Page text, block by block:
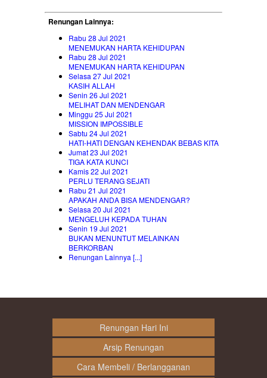
Renungan Lainnya:
Rabu 28 Jul 2021
MENEMUKAN HARTA KEHIDUPAN
Rabu 28 Jul 2021
MENEMUKAN HARTA KEHIDUPAN
Selasa 27 Jul 2021
KASIH ALLAH
Senin 26 Jul 2021
MELIHAT DAN MENDENGAR
Minggu 25 Jul 2021
MISSION IMPOSSIBLE
Sabtu 24 Jul 2021
HATI-HATI DENGAN KEHENDAK BEBAS KITA
Jumat 23 Jul 2021
TIGA KATA KUNCI
Kamis 22 Jul 2021
PERLU TERANG SEJATI
Rabu 21 Jul 2021
APAKAH ANDA BISA MENDENGAR?
Selasa 20 Jul 2021
MENGELUH KEPADA TUHAN
Senin 19 Jul 2021
BUKAN MENUNTUT MELAINKAN
BERKORBAN
Renungan Lainnya [...]
Renungan Hari Ini
Arsip Renungan
Cara Membeli / Berlangganan